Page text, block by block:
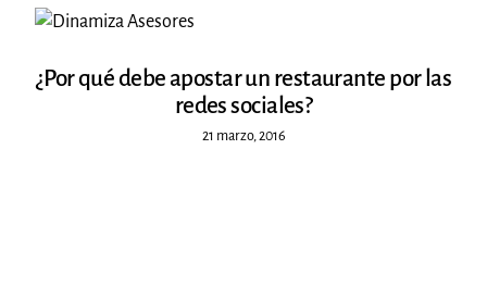
¿Por qué debe apostar un restaurante por las
redes sociales?
21 marzo, 2016